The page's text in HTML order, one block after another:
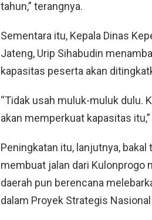
tahun,” terangnya.
Sementara itu, Kepala Dinas
Jateng, Urip Sihabudin
kapasitas peserta akan
“Tidak usah muluk-muluk dulu.
akan memperkuat kapasitas
Peningkatan itu, lanjutnya,
membuat jalan dari Kulonprogo
daerah pun berencana
dalam Proyek Strategis